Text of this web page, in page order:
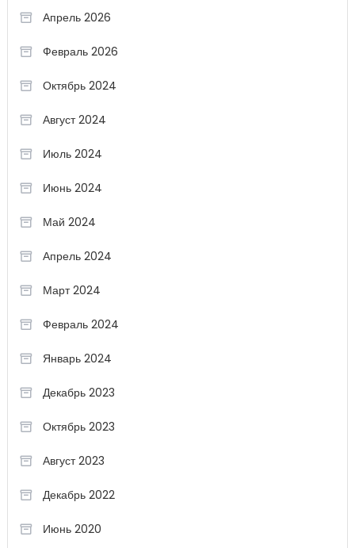
Апрель 2026
Февраль 2026
Октябрь 2024
Август 2024
Июль 2024
Июнь 2024
Май 2024
Апрель 2024
Март 2024
Февраль 2024
Январь 2024
Декабрь 2023
Октябрь 2023
Август 2023
Декабрь 2022
Июнь 2020